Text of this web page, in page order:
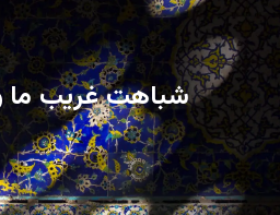
شباهت غریب ما